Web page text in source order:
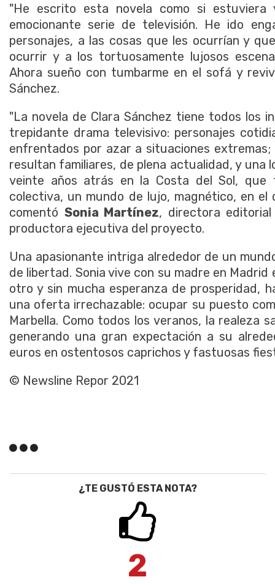
"He escrito esta novela como si estuviera
emocionante serie de televisión. He ido
personajes, a las cosas que les ocurrían y
ocurrir y a los tortuosamente lujosos
Ahora sueño con tumbarme en el sofá y
Sánchez.
"La novela de Clara Sánchez tiene todos los
trepidante drama televisivo: personajes
enfrentados por azar a situaciones
resultan familiares, de plena actualidad, y una
veinte años atrás en la Costa del Sol, que
colectiva, un mundo de lujo, magnético, en el
comentó Sonia Martínez, directora
productora ejecutiva del proyecto.
Una apasionante intriga alrededor de un
de libertad. Sonia vive con su madre en
otro y sin mucha esperanza de prosperidad,
una oferta irrechazable: ocupar su puesto
Marbella. Como todos los veranos, la realeza
generando una gran expectación a su
euros en ostentosos caprichos y fastuosas
© Newsline Repor 2021
¿TE GUSTÓ ESTA NOTA?
2